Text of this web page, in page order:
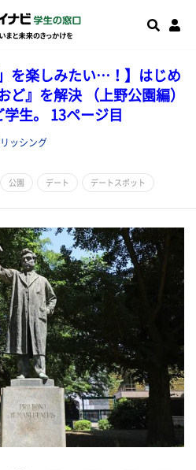
を楽しみたい…！】はじめ
ど』を解決 （上野公園編）
生。 13ページ目
ッシング
公園 デート デートスポット